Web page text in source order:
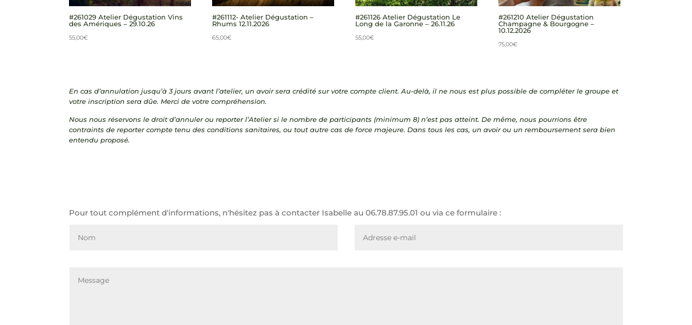
#261029 Atelier Dégustation Vins
des Amériques – 29.10.26
55,00€
#261112- Atelier Dégustation –
Rhums 12.11.2026
65,00€
#261126 Atelier Dégustation Le
Long de la Garonne – 26.11.26
55,00€
#261210 Atelier Dégustation
Champagne & Bourgogne –
10.12.2026
75,00€
En cas d’annulation jusqu’à 3 jours avant l’atelier, un avoir sera crédité sur votre compte client. Au-delà, il ne nous est plus possible de compléter le groupe et
votre inscription sera dûe. Merci de votre compréhension.
Nous nous réservons le droit d’annuler ou reporter l’Atelier si le nombre de participants (minimum 8) n’est pas atteint. De même, nous pourrions être
contraints de reporter compte tenu des conditions sanitaires, ou tout autre cas de force majeure. Dans tous les cas, un avoir ou un remboursement sera bien
entendu proposé.
Pour tout complément d'informations, n'hésitez pas à contacter Isabelle au 06.78.87.95.01 ou via ce formulaire :